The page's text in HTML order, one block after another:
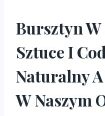
Bursztyn
Sztuce I
Naturalny
W Naszym